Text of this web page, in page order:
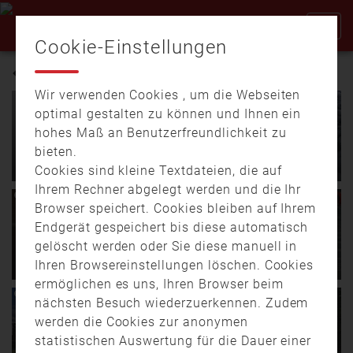
RETTUNG
02.04.19:53
04:10
Feuerwehr-Übung Ergolding:
Brand und Einsturz simuliert
Feuerwehr Ergolding übt
fiktiven Brand und
Einsturz mit Piflas,
Obergleim und …
20.01.17:50
05:35
Gefahr im Wasser –
reißenden Fluss
Was passiert, wenn die
Feuerwehr Menschen aus
einem reißenden Fluss
retten …
14:29
00:28
Katastrophenschutzübung
an einer Grundschule in
Püchersreuth
An einer Grundschule in
Püchersreuth haben rund
260 Einsatzkräfte des …
08.05. 17:27
01:20
E-Bike-Akku fängt Feuer:
Feuerwehr Bamberg rettet
Anwohner über Leitern aus
dem Haus!
Dichter Rauch versperrt
Anwohner des Hauses…
Weiden: Brand in
07.10.
Großübung: Der Steinwald
Cookie-Einstellungen
Wir verwenden Cookies , um die Webseiten
optimal gestalten zu können und Ihnen ein
hohes Maß an Benutzerfreundlichkeit zu
bieten.
Cookies sind kleine Textdateien, die auf
Ihrem Rechner abgelegt werden und die Ihr
Browser speichert. Cookies bleiben auf Ihrem
Endgerät gespeichert bis diese automatisch
gelöscht werden oder Sie diese manuell in
Ihren Browsereinstellungen löschen. Cookies
ermöglichen es uns, Ihren Browser beim
nächsten Besuch wiederzuerkennen. Zudem
werden die Cookies zur anonymen
statistischen Auswertung für die Dauer einer